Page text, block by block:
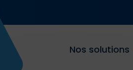
Nos solutions